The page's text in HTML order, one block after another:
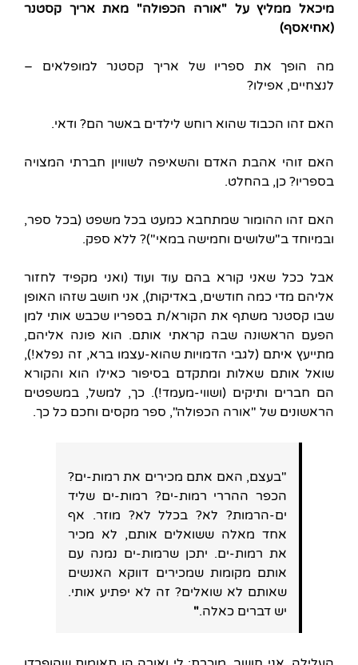
מיכאל ממליץ על "אורה הכפולה" מאת אריך קסטנר
(אחיאסף)
מה הופך את ספריו של אריך קסטנר למופלאים –
לנצחיים, אפילו?
האם זהו הכבוד שהוא רוחש לילדים באשר הם? ודאי.
האם זוהי אהבת האדם והשאיפה לשוויון חברתי המצויה
בספריו? כן, בהחלט.
האם זהו ההומור שמתחבא כמעט בכל משפט (בכל ספר,
ובמיוחד ב"שלושים וחמישה במאי")? ללא ספק.
אבל ככל שאני קורא בהם עוד ועוד (ואני מקפיד לחזור
אליהם מדי כמה חודשים, באדיקות), אני חושב שזהו האופן
שבו קסטנר משתף את הקורא/ת בספריו שכבש אותי למן
הפעם הראשונה שבה קראתי אותם. הוא פונה אליהם,
מתייעץ איתם (לגבי הדמויות שהוא-עצמו ברא, זה נפלא!),
שואל אותם שאלות ומתקדם בסיפור כאילו הוא והקורא
הם חברים ותיקים (ושווי-מעמד!). כך, למשל, במשפטים
הראשונים של "אורה הכפולה", ספר מקסים וחכם כל כך.
"בעצם, האם אתם מכירים את רמות-ים?
הכפר ההררי רמות-ים? רמות-ים שליד
ים-הרמות? לא? בכלל לא? מוזר. אף
אחד מאלה ששואלים אותם, לא מכיר
את רמות-ים. יתכן שרמות-ים נמנה עם
אותם מקומות שמכירים דווקא האנשים
שאותם לא שואלים? זה לא יפתיע אותי.
יש דברים כאלה."